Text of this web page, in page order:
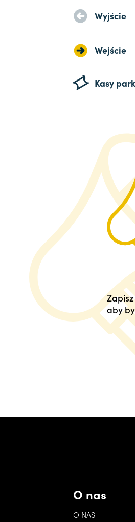
Wyjście
Wejście
Kasy
aby
O nas
O NAS